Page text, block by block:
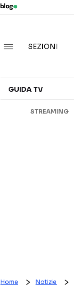
SEZIONI
GUIDA TV
STREAMING
Home Notizie